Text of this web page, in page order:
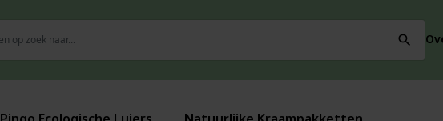
search